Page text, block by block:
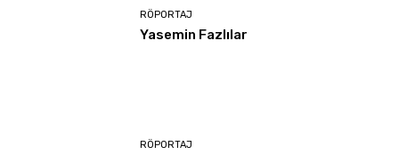
RÖPORTAJ
Yasemin Fazlılar
RÖPORTAJ